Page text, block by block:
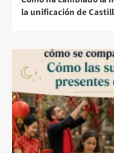
la unificación de